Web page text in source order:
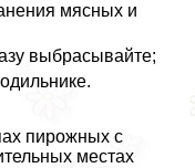
мясных и
выбрасывайте;
пирожных с
местах